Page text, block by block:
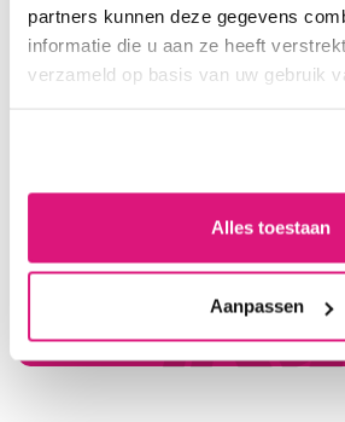
partners kunnen deze gegevens
informatie die u aan ze heeft
verzameld op basis van uw gebruik
Alles toestaan
Aanpassen
Gratis verzending v.a. €150,00 excl.
Eenvoudig en veilig betalen
Deskundig en eerlijk advies
Vragen over dit
Neem contact met ons op
026-7857872
klantenservice@decoma.nl